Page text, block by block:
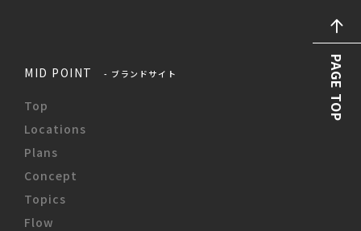
PAGE TOP
MID POINT - ブランドサイト
Top
Locations
Plans
Concept
Topics
Flow